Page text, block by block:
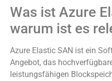
Was ist Azure
warum ist es
Azure Elastic SAN ist ein
Angebot, das
leistungsfähigen